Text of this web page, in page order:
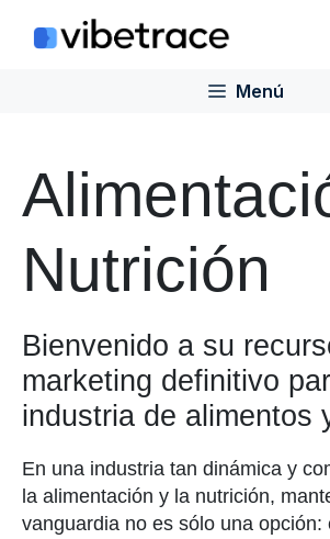
Menú
Nutrición
Bienvenido a su
marketing definitivo
industria de alimentos
En una industria tan dinámica y
la alimentación y la nutrición,
vanguardia no es sólo una opción: